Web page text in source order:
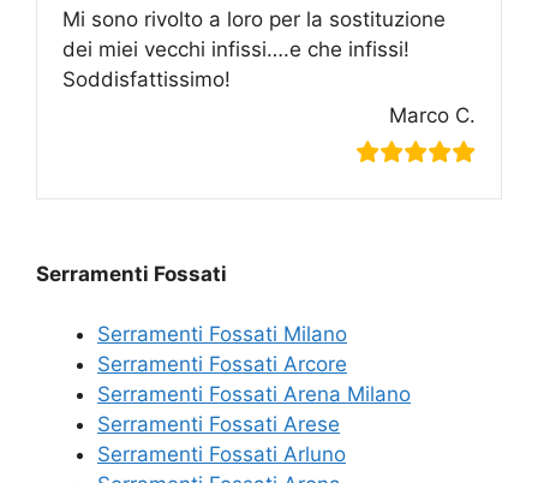
Mi sono rivolto a loro per la sostituzione
dei miei vecchi infissi….e che infissi!
Soddisfattissimo!
Marco C.
Serramenti Fossati
Serramenti Fossati Milano
Serramenti Fossati Arcore
Serramenti Fossati Arena Milano
Serramenti Fossati Arese
Serramenti Fossati Arluno